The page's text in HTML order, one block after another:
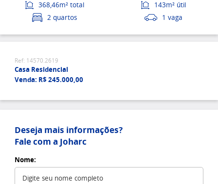
368,46m² total
143m² útil
2 quartos
1 vaga
Ref: 14570.2619
Casa Residencial
Venda: R$ 245.000,00
Deseja mais informações?
Fale com a Joharc
Nome: